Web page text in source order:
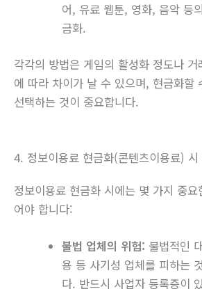
어, 유료 웹툰, 영화, 음악 등
금화.
각각의 방법은 게임의 활성화 정도나
에 따라 차이가 날 수 있으며, 현금화할
선택하는 것이 중요합니다.
4. 정보이용료 현금화(콘텐츠이용료)
정보이용료 현금화 시에는 몇 가지 중
어야 합니다:
불법 업체의 위험: 불법적인
용 등 사기성 업체를 피하는
다. 반드시 사업자 등록증이